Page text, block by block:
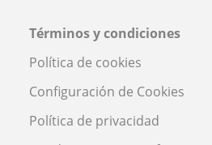
Términos y condiciones
Política de cookies
Configuración de Cookies
Política de privacidad